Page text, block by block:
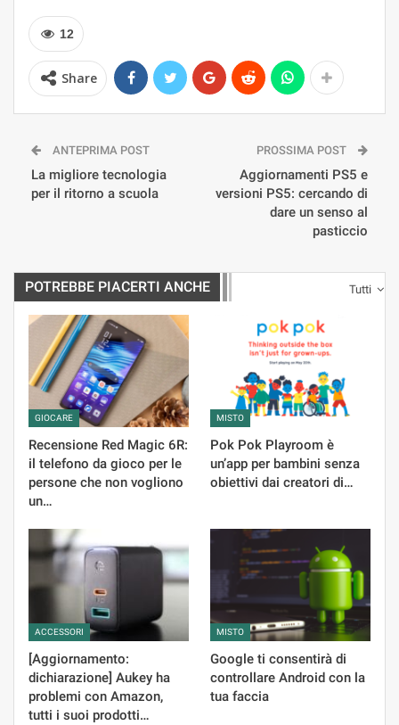
12
Share
ANTEPRIMA POST
La migliore tecnologia
per il ritorno a scuola
PROSSIMA POST
Aggiornamenti PS5 e
versioni PS5: cercando di
dare un senso al
pasticcio
Tutti
POTREBBE PIACERTI ANCHE
GIOCARE
Recensione Red Magic 6R:
il telefono da gioco per le
persone che non vogliono
un…
MISTO
Pok Pok Playroom è
un’app per bambini senza
obiettivi dai creatori di…
ACCESSORI
[Aggiornamento:
dichiarazione] Aukey ha
problemi con Amazon,
tutti i suoi prodotti…
MISTO
Google ti consentirà di
controllare Android con la
tua faccia